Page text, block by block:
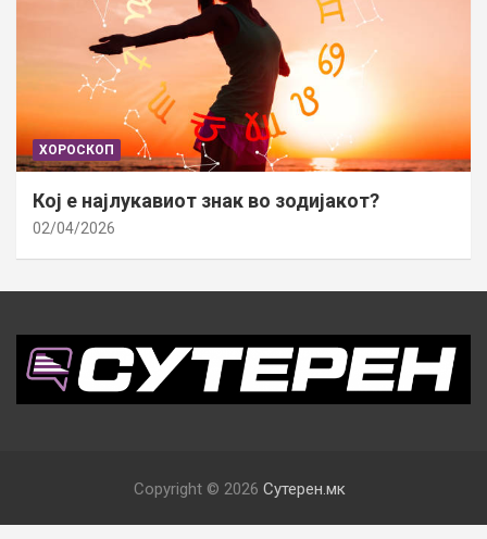
ХОРОСКОП
Кој е најлукавиот знак во зодијакот?
02/04/2026
Copyright © 2026 Сутерен.мк